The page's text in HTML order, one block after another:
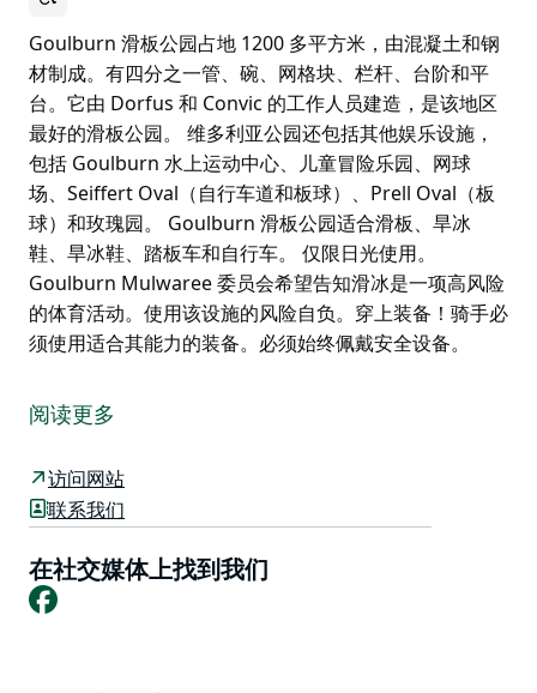
Goulburn 滑板公园占地 1200 多平方米，由混凝土和钢
材制成。有四分之一管、碗、网格块、栏杆、台阶和平
台。它由 Dorfus 和 Convic 的工作人员建造，是该地区
最好的滑板公园。 维多利亚公园还包括其他娱乐设施，
包括 Goulburn 水上运动中心、儿童冒险乐园、网球
场、Seiffert Oval（自行车道和板球）、Prell Oval（板
球）和玫瑰园。 Goulburn 滑板公园适合滑板、旱冰
鞋、旱冰鞋、踏板车和自行车。 仅限日光使用。
Goulburn Mulwaree 委员会希望告知滑冰是一项高风险
的体育活动。使用该设施的风险自负。穿上装备！骑手必
须使用适合其能力的装备。必须始终佩戴安全设备。
材制成。有四分之一管、碗、网格块、栏杆、台阶和平
台。它由 Dorfus 和 Convic 的工作人员建造，是该地区
最好的滑板公园。
维多利亚公园还包括其他娱乐设施，包括 Goulburn 水
上运动中心、儿童冒险乐园、网球场、Seiffert Oval（自
行车道和板球）、Prell Oval（板球）和玫瑰园。
Goulburn 滑板公园适合滑板、旱冰鞋、旱冰鞋、踏板车
阅读更多
访问网站
联系我们
在社交媒体上找到我们
Facebook